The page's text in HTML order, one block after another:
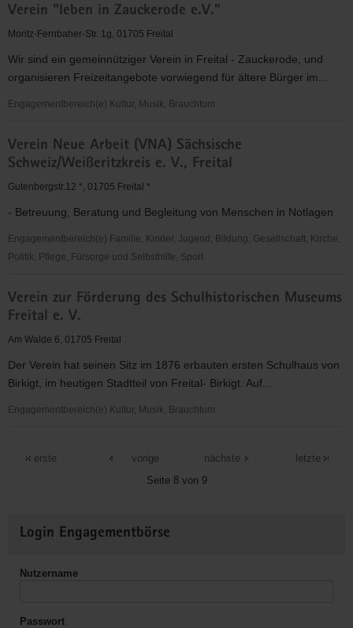
Eltern
und
geistig
Behinderte
Lebenshilfe
V.
Freital
Verein "leben in Zauckerode e.V."
Moritz-Fernbaher-Str. 1g, 01705 Freital
Wir sind ein gemeinnütziger Verein in Freital - Zauckerode, und
organisieren Freizeitangebote vorwiegend für ältere Bürger im...
Engagementbereich(e) Kultur, Musik, Brauchtum
"leben
in
Zauckerode
Verein Neue Arbeit (VNA) Sächsische
Schweiz/Weißeritzkreis e. V., Freital
Gutenbergstr.12 *, 01705 Freital *
- Betreuung, Beratung und Begleitung von Menschen in Notlagen
Engagementbereich(e) Familie, Kinder, Jugend, Bildung, Gesellschaft, Kirche,
Politik, Pflege, Fürsorge und Selbsthilfe, Sport
Neue
Arbeit
(VNA)
Schweiz/Weißeritzkreis
e.
V.,
Verein zur Förderung des Schulhistorischen Museums
Freital e. V.
Am Walde 6, 01705 Freital
Der Verein hat seinen Sitz im 1876 erbauten ersten Schulhaus von
Birkigt, im heutigen Stadtteil von Freital- Birkigt. Auf...
Engagementbereich(e) Kultur, Musik, Brauchtum
Museums
Freital
erste
vorige
Seite 8 von 9
nächste letzte
Informationen
Login Engagementbörse
Nutzername
Passwort